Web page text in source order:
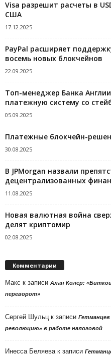
Visa разрешит расчеты в
США
17.12.2025
PayPal расширяет
восемь новых блокчейнов
22.09.2025
Топ-менеджер Банка
платежную систему со
05.09.2025
Платежные блокчейн-
30.08.2025
В JPMorgan назвали
децентрализованных
11.08.2025
Новая валютная война
делят криптомир
02.08.2025
Комментарии
Макс к записи Алан Колер:
переворот»
Сергей Шульцк записи
революцию» в работе налоговой
Инесса Беляевак записи